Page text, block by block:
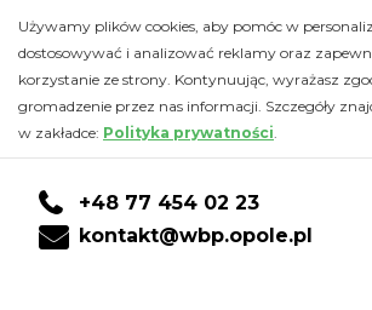
„Relacja
Artura
Gordona
Pyma
do
głównej
treści
DO
KONTA
CZYTELNIKA
DO
WYSZUKIWARKI
do
stopki
Używamy plików cookies, aby pomóc w
dostosowywać i analizować reklamy oraz
korzystanie ze strony. Kontynuując, wyrażasz
gromadzenie przez nas informacji. Szczegóły
w zakładce: Polityka prywatności.
+48 77 454 02 23
kontakt@wbp.opole.pl